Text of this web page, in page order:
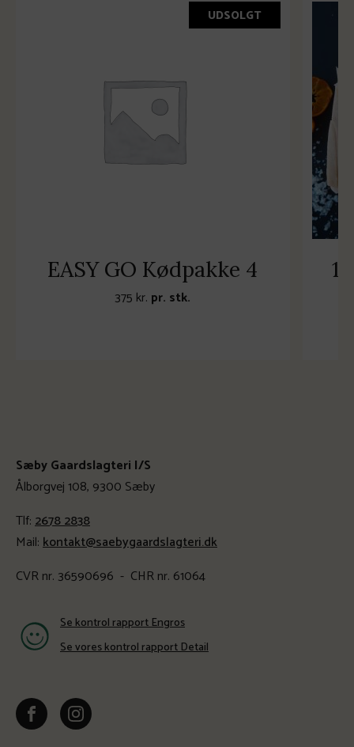
UDSOLGT
EASY GO Kødpakke 4
375 kr. pr. stk.
Sæby Gaardslagteri I/S
Ålborgvej 108, 9300 Sæby
Tlf:2678 2838
Mail:kontakt@saebygaardslagteri.dk
CVR nr. 36590696 - CHR nr. 61064
Se kontrol rapport Engros
Se vores kontrol rapport Detail